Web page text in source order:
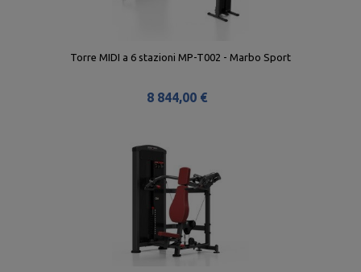
Torre MIDI a 6 stazioni MP-T002 - Marbo Sport
8 844,00 €